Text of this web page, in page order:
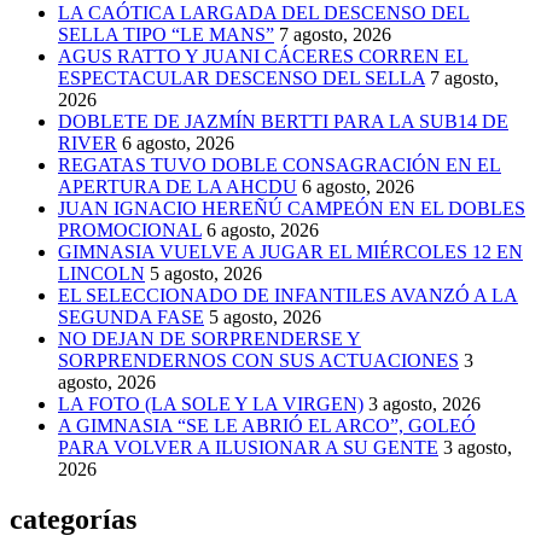
LA CAÓTICA LARGADA DEL DESCENSO DEL
SELLA TIPO “LE MANS” 7 agosto, 2026
AGUS RATTO Y JUANI CÁCERES CORREN EL
ESPECTACULAR DESCENSO DEL SELLA 7 agosto,
2026
DOBLETE DE JAZMÍN BERTTI PARA LA SUB14 DE
RIVER 6 agosto, 2026
REGATAS TUVO DOBLE CONSAGRACIÓN EN EL
APERTURA DE LA AHCDU 6 agosto, 2026
JUAN IGNACIO HEREÑÚ CAMPEÓN EN EL DOBLES
PROMOCIONAL 6 agosto, 2026
GIMNASIA VUELVE A JUGAR EL MIÉRCOLES 12 EN
LINCOLN 5 agosto, 2026
EL SELECCIONADO DE INFANTILES AVANZÓ A LA
SEGUNDA FASE 5 agosto, 2026
NO DEJAN DE SORPRENDERSE Y
SORPRENDERNOS CON SUS ACTUACIONES 3
agosto, 2026
LA FOTO (LA SOLE Y LA VIRGEN) 3 agosto, 2026
A GIMNASIA “SE LE ABRIÓ EL ARCO”, GOLEÓ
PARA VOLVER A ILUSIONAR A SU GENTE 3 agosto,
2026
categorías